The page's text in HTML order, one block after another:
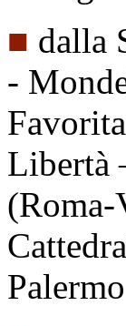
■ dalla
-
Libertà
Palermo